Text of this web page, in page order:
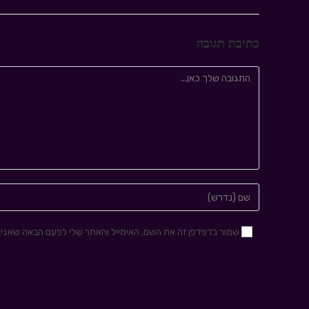
כתיבת תגובה
שמור בדפדפן זה את השם, האימייל והאתר שלי לפעם הבאה